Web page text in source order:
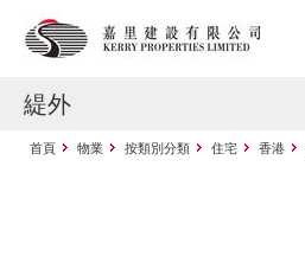
緹外
首頁 物業 按類別分類 住宅 香港